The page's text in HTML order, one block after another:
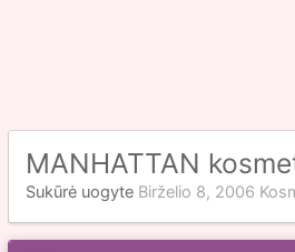
MANHATTAN
Sukūrė uogyte Birželio 8, 2006